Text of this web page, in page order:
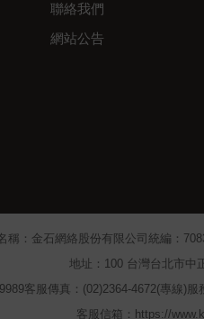
聯絡我們
網站公告
稱：金石網絡股份有限公司 統編：
地址：100 台灣台北市中
客服傳真：(02)2364-4672(專線) 服
客服信箱：https://